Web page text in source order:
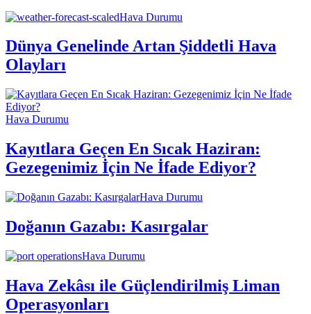
Hava Durumu
Dünya Genelinde Artan Şiddetli Hava
Olayları
Hava Durumu
Kayıtlara Geçen En Sıcak Haziran:
Gezegenimiz İçin Ne İfade Ediyor?
Hava Durumu
Doğanın Gazabı: Kasırgalar
Hava Durumu
Hava Zekâsı ile Güçlendirilmiş Liman
Operasyonları